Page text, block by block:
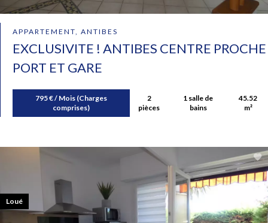
APPARTEMENT, ANTIBES
EXCLUSIVITE ! ANTIBES CENTRE PROCHE
PORT ET GARE
795 € / Mois (Charges
comprises)
2
pièces
1 salle de
bains
45.52
m²
Loué